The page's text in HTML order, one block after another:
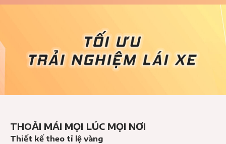
THOẢI MÁI MỌI LÚC MỌI NƠI
Thiết kế theo tỉ lệ vàng